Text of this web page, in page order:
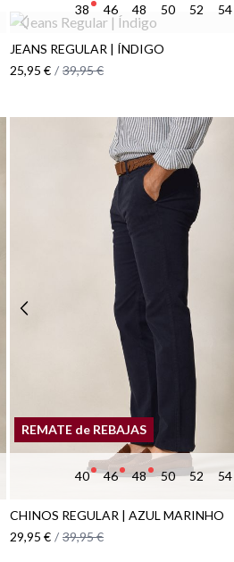
38 46 48 50 52 54
JEANS REGULAR | ÍNDIGO
25,95 € / 39,95 €
REMATE de REBAJAS
40 46 48 50 52 54
CHINOS REGULAR | AZUL MARINHO
29,95 € / 39,95 €